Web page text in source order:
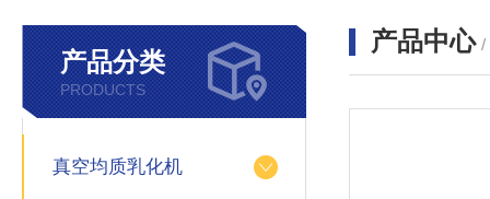
产品分类
PRODUCTS
真空均质乳化机
产品中心 /